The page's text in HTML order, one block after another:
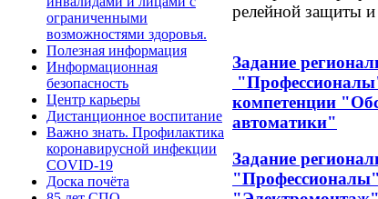
ограниченными
возможностями здоровья.
Полезная информация
Информационная
безопасность
Центр карьеры
Дистанционное воспитание
Важно знать. Профилактика
коронавирусной инфекции
COVID-19
Доска почёта
релейной защиты и
Задание
компетенции
автоматики"
Задание
"Профессионалы"